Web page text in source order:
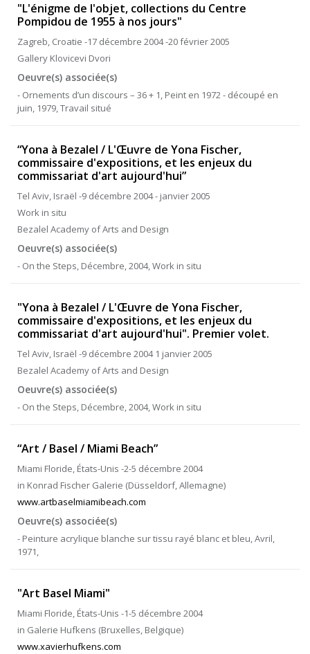
"L'énigme de l'objet, collections du Centre
Pompidou de 1955 à nos jours"
Zagreb, Croatie -17 décembre 2004 -20 février 2005
Gallery Klovicevi Dvori
Oeuvre(s) associée(s)
- Ornements d’un discours – 36 + 1, Peint en 1972 - découpé en
juin, 1979, Travail situé
“Yona à Bezalel / L'Œuvre de Yona Fischer,
commissaire d'expositions, et les enjeux du
commissariat d'art aujourd'hui”
Tel Aviv, Israël -9 décembre 2004 - janvier 2005
Work in situ
Bezalel Academy of Arts and Design
Oeuvre(s) associée(s)
- On the Steps, Décembre, 2004, Work in situ
"Yona à Bezalel / L'Œuvre de Yona Fischer,
commissaire d'expositions, et les enjeux du
commissariat d'art aujourd'hui". Premier volet.
Tel Aviv, Israël -9 décembre 2004 1 janvier 2005
Bezalel Academy of Arts and Design
Oeuvre(s) associée(s)
- On the Steps, Décembre, 2004, Work in situ
“Art / Basel / Miami Beach”
Miami Floride, États-Unis -2-5 décembre 2004
in Konrad Fischer Galerie (Düsseldorf, Allemagne)
www.artbaselmiamibeach.com
Oeuvre(s) associée(s)
- Peinture acrylique blanche sur tissu rayé blanc et bleu, Avril,
1971,
"Art Basel Miami"
Miami Floride, États-Unis -1-5 décembre 2004
in Galerie Hufkens (Bruxelles, Belgique)
www.xavierhufkens.com